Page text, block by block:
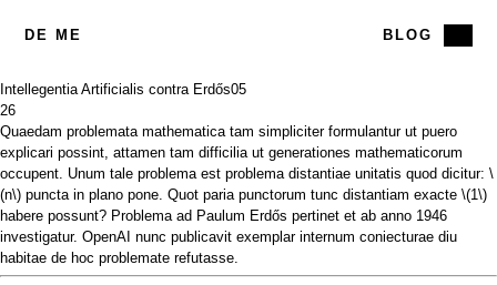
DE ME BLOG
Intellegentia Artificialis contra Erdős05
26
Quaedam problemata mathematica tam simpliciter formulantur ut puero
explicari possint, attamen tam difficilia ut generationes mathematicorum
occupent. Unum tale problema est problema distantiae unitatis quod dicitur: \
(n\) puncta in plano pone. Quot paria punctorum tunc distantiam exacte \(1\)
habere possunt? Problema ad Paulum Erdős pertinet et ab anno 1946
investigatur. OpenAI nunc publicavit exemplar internum coniecturae diu
habitae de hoc problemate refutasse.